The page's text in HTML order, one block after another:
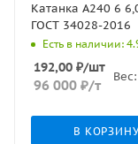
Катанка А240 6 6,0м
ГОСТ 34028-2016
Есть в наличии:
192,00 ₽/шт
96 000 ₽/т
Вес:
В